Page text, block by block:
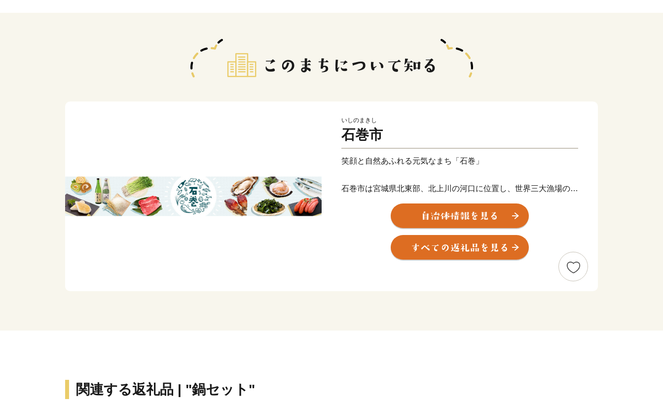
いしのまきし
石巻市
笑顔と自然あふれる元気なまち「石巻」
石巻市は宮城県北東部、北上川の河口に位置し、世界三大漁場の一
つ、三陸・金華山沖を有する海のまちです。
海岸沿いは多様な魚が集まる地形であり、また世界有数の植物プラ
ンクトンの発生地でもあることから、かき、ほや、帆立などがおい
しく育ちます。
山・川・海・島といった多様な自然や、石ノ森萬画館をはじめとし
関連する返礼品 | "鍋セット"